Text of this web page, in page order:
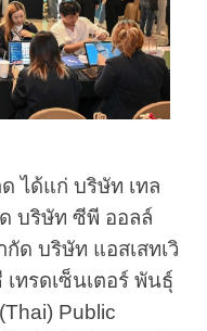
ด้แก่ บริษัท เทล
บริษัท ซีพี ออลล์
ด บริษัท แอสเสทเวิ
ทรดเซ็นเตอร์ พันธุ์
Public